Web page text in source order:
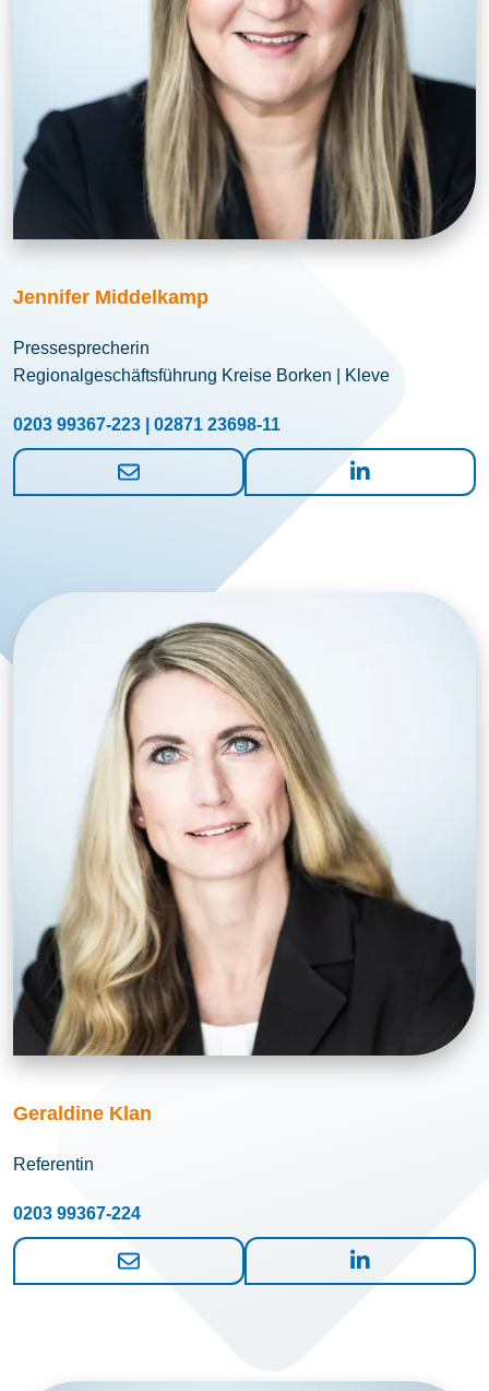
Jennifer Middelkamp
Pressesprecherin
Regionalgeschäftsführung Kreise Borken | Kleve
0203 99367-223 | 02871 23698-11
Geraldine Klan
Referentin
0203 99367-224